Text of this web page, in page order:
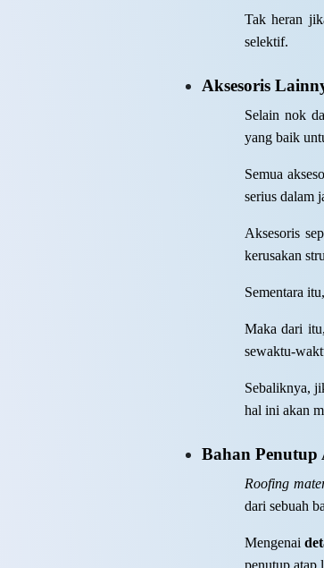
Tak heran
selektif.
Aksesoris
Selain nok
yang baik
Semua
serius dalam
Aksesoris
kerusakan
Sementara
Maka dari
sewaktu-
Sebaliknya,
hal ini akan
Bahan Penutup
Roofing
dari sebuah
Mengenai
penutup atap